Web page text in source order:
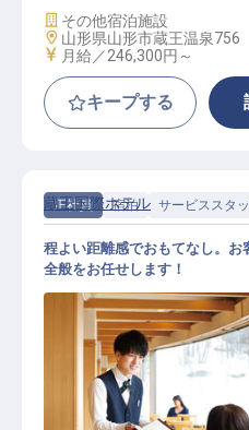
施設業態
その他宿泊施設
勤務地
山形県山形市蔵王温泉756
給与
月給／246,300円～
キープする
正社員 宿泊 サービススタ
蔵王国際ホテル
程よい距離感でおもてなし。お
全般をお任せします！